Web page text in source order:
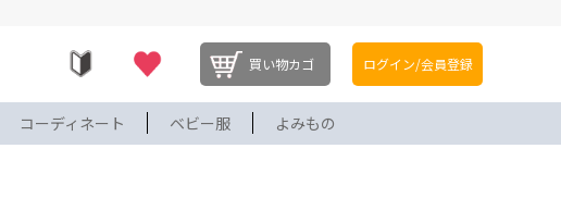
買い物カゴ ログイン/会員登録
コーディネート ベビー服 よみもの